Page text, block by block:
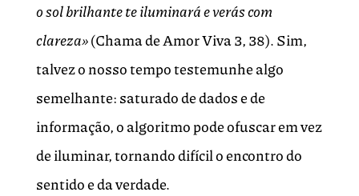
o sol brilhante te iluminará e verás com
clareza»(Chama de Amor Viva 3, 38). Sim,
talvez o nosso tempo testemunhe algo
semelhante: saturado de dados e de
informação, o algoritmo pode ofuscar em vez
de iluminar, tornando difícil o encontro do
sentido e da verdade.